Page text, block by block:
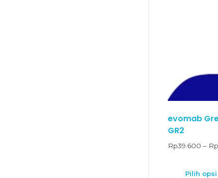
evomab
GR2
Rp39.600 – Rp
Pilih opsi